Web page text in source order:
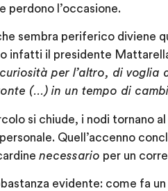
perdono l’occasione.
sembra periferico diviene
infatti il presidente
per l’altro, di voglia
(…) in un tempo di
si chiude, i nodi tornano
Quell’accenno
necessario per un
evidente: come fa